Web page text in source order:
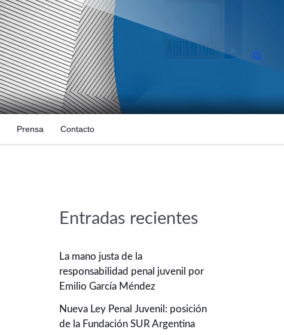
Buscar
Prensa Contacto
Entradas recientes
La mano justa de la
responsabilidad penal juvenil por
Emilio García Méndez
Nueva Ley Penal Juvenil: posición
de la Fundación SUR Argentina